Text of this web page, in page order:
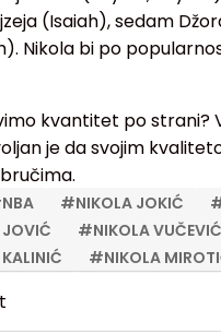
(Isaiah), sedam
Nikola bi po
kvantitet po strani?
je da svojim
NBA #NIKOLA JOKIĆ
JOVIĆ #NIKOLA VUČEVIĆ
#NIKOLA